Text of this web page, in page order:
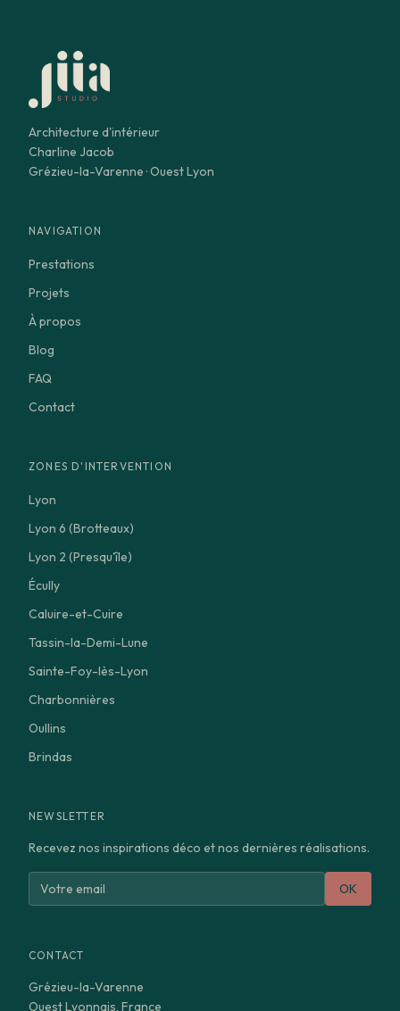
Architecture d'intérieur
Charline Jacob
Grézieu-la-Varenne · Ouest Lyon
NAVIGATION
Prestations
Projets
À propos
Blog
FAQ
Contact
ZONES D'INTERVENTION
Lyon
Lyon 6 (Brotteaux)
Lyon 2 (Presqu'île)
Écully
Caluire-et-Cuire
Tassin-la-Demi-Lune
Sainte-Foy-lès-Lyon
Charbonnières
Oullins
Brindas
NEWSLETTER
Recevez nos inspirations déco et nos dernières réalisations.
OK
CONTACT
Grézieu-la-Varenne
Ouest Lyonnais, France